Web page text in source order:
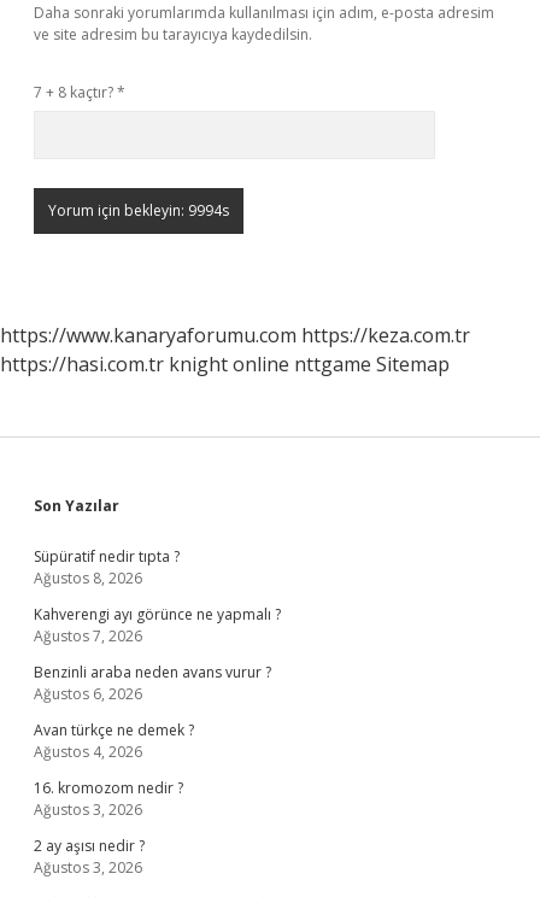
Daha sonraki yorumlarımda kullanılması için adım, e-posta adresim
ve site adresim bu tarayıcıya kaydedilsin.
7 + 8 kaçtır?*
https://www.kanaryaforumu.com https://keza.com.tr
https://hasi.com.tr knight online nttgame Sitemap
Sidebar
Son Yazılar
Süpüratif nedir tıpta ?
Ağustos 8, 2026
Kahverengi ayı görünce ne yapmalı ?
Ağustos 7, 2026
Benzinli araba neden avans vurur ?
Ağustos 6, 2026
Avan türkçe ne demek ?
Ağustos 4, 2026
16. kromozom nedir ?
Ağustos 3, 2026
2 ay aşısı nedir ?
Ağustos 3, 2026